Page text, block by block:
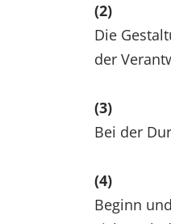
(2)
Die
der
(3)
Bei der
(4)
Beginn